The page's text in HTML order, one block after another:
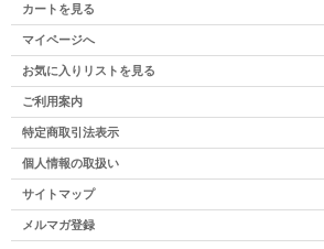
開催当日のお問い合わせは、迅速に
合もございますので、イベントに関す
は、なるべくお早めにお問い合わせを
す。
会場内ではカメラ等精密機器を使用
内の空調温度をある一定以下に保つ必
会場内が寒く感じられましても、温度
カートを見る
マイページへ
お気に入りリストを見る
ご利用案内
特定商取引法表示
個人情報の取扱い
サイトマップ
メルマガ登録